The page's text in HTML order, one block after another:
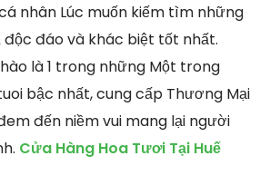
nhân Lúc muốn kiếm tìm những
đáo và khác biệt tốt nhất.
là 1 trong những Một trong
bậc nhất, cung cấp Thương Mại
đến niềm vui mang lại người
Cửa Hàng Hoa Tươi Tại Huế